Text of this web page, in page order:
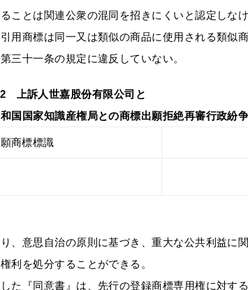
ことは関連公衆の混同を招きにくいと認定しなけ
用商標は同一又は類似の商品に使用される類似商
三十一条の規定に違反していない。
上訴人世嘉股份有限公司と
国家知識産権局との商標出願拒絶再審行政紛
商標標識
、意思自治の原則に基づき、重大な公共利益に関
利を処分することができる。
た『同意書』は、先行の登録商標専用権に対す